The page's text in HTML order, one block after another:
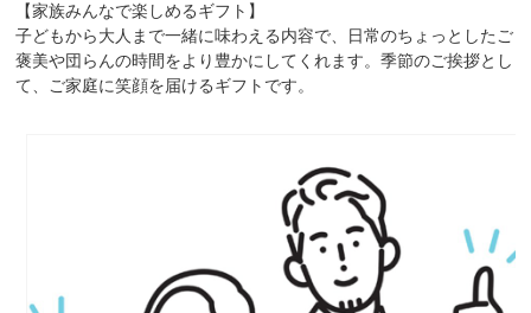
【家族みんなで楽しめるギフト】
子どもから大人まで一緒に味わえる内容で、日常のちょっとしたご
褒美や団らんの時間をより豊かにしてくれます。季節のご挨拶とし
て、ご家庭に笑顔を届けるギフトです。